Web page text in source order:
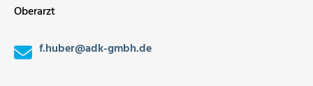
Oberarzt
f.huber@adk-gmbh.de